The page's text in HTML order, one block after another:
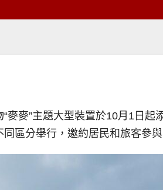
麥”主題大型裝置於10月1日起
區分舉行，邀約居民和旅客參